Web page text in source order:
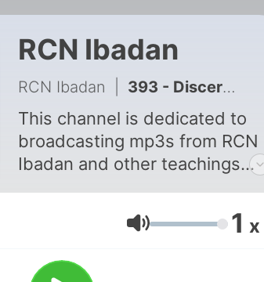
RCN Ibadan
RCN Ibadan 393 - Discernment: Following the move of God || Pastor Prince-Paul Amunachugo
This channel is dedicated to
broadcasting mp3s from RCN
Ibadan and other teachings
Volumen 1 x